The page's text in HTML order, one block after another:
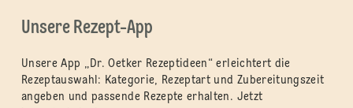
Unsere Rezept-App
Unsere App „Dr. Oetker Rezeptideen“ erleichtert die
Rezeptauswahl: Kategorie, Rezeptart und Zubereitungszeit
angeben und passende Rezepte erhalten. Jetzt